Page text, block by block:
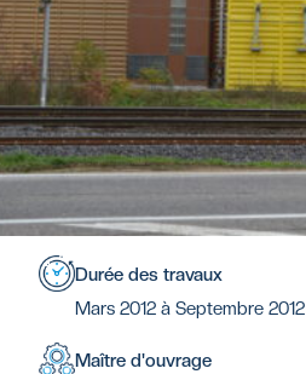
Durée des travaux
Mars 2012 à Septembre 2012
Maître d'ouvrage